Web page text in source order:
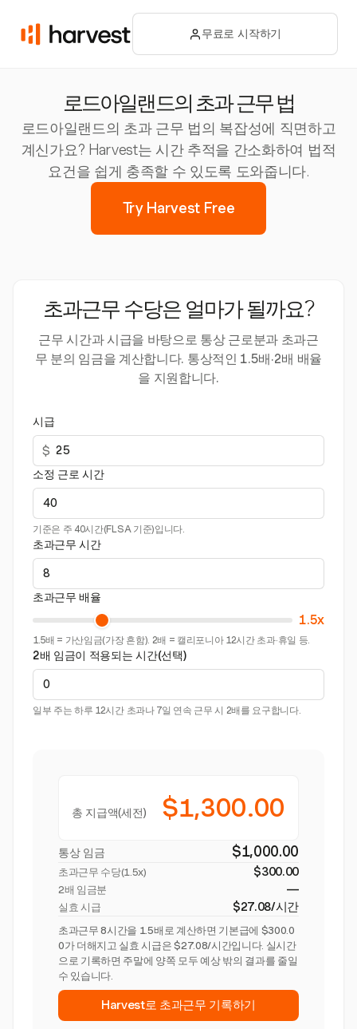
무료로 시작하기
로드아일랜드의 초과 근무 법
로드아일랜드의 초과 근무 법의 복잡성에 직면하고
계신가요? Harvest는 시간 추적을 간소화하여 법적
요건을 쉽게 충족할 수 있도록 도와줍니다.
Try Harvest Free
초과근무 수당은 얼마가 될까요?
근무 시간과 시급을 바탕으로 통상 근로분과 초과근
무 분의 임금을 계산합니다. 통상적인 1.5배·2배 배율
을 지원합니다.
시급
$
소정 근로 시간
기준은 주 40시간(FLSA 기준)입니다.
초과근무 시간
초과근무 배율
1.5x
1.5배 = 가산임금(가장 흔함). 2배 = 캘리포니아 12시간 초과·휴일 등.
2배 임금이 적용되는 시간(선택)
일부 주는 하루 12시간 초과나 7일 연속 근무 시 2배를 요구합니다.
총 지급액(세전) $1,300.00
통상 임금 $1,000.00
초과근무 수당(1.5x) $300.00
2배 임금분 —
실효 시급 $27.08/시간
초과근무 8시간을 1.5배로 계산하면 기본급에 $300.0
0가 더해지고 실효 시급은 $27.08/시간입니다. 실시간
으로 기록하면 주말에 양쪽 모두 예상 밖의 결과를 줄일
수 있습니다.
Harvest로 초과근무 기록하기